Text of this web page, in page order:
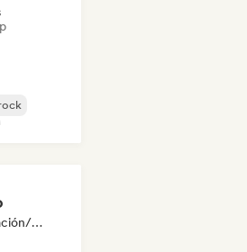
Medios De Comunicación/Periodista